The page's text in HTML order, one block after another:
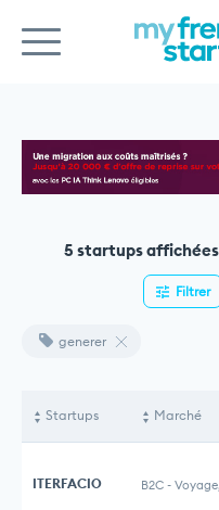
5 startups
Filtrer
generer
Startups Marché
ITERFACIO B2C -